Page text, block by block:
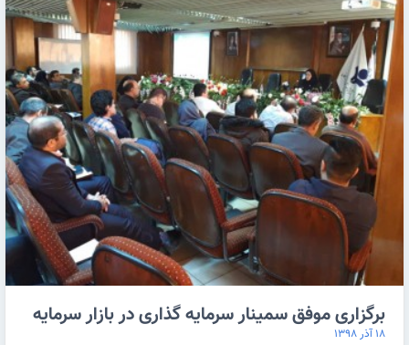
برگزاری موفق سمینار سرمایه گذاری در بازار سرمایه
۱۸ آذر ۱۳۹۸